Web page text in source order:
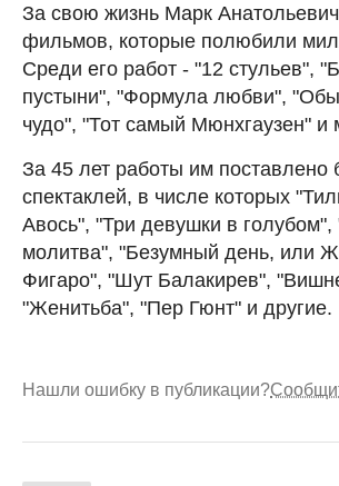
За свою жизнь Марк
фильмов, которые полюбили
Среди его работ - "12 стульев",
пустыни", "Формула любви",
чудо", "Тот самый Мюнхгаузен" и
За 45 лет работы им поставлено
спектаклей, в числе которых
Авось", "Три девушки в
молитва", "Безумный день, или
Фигаро", "Шут Балакирев",
"Женитьба", "Пер Гюнт" и другие.
Нашли ошибку в публикации?